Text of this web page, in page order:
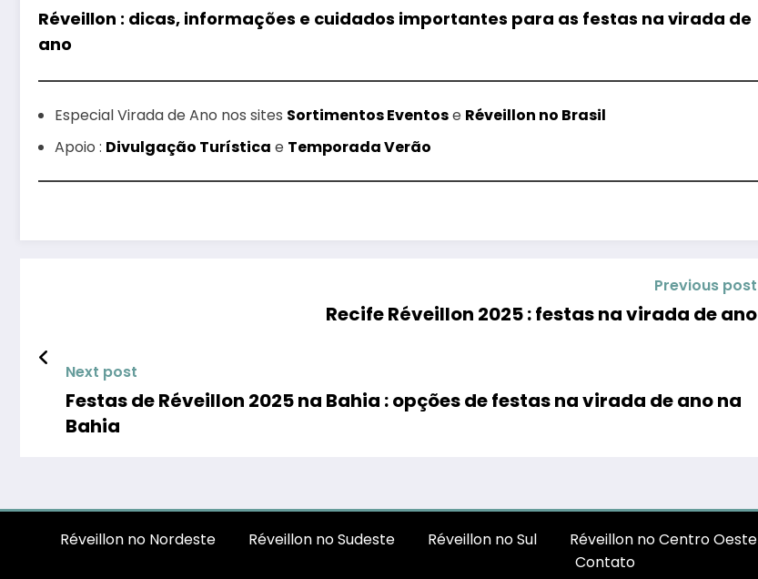
Réveillon : dicas, informações e cuidados importantes para as festas na virada de
ano
Especial Virada de Ano nos sites Sortimentos Eventose Réveillon no Brasil
Apoio : Divulgação Turística e Temporada Verão
Previous post
Recife Réveillon 2025 : festas na virada de ano
Next post
Festas de Réveillon 2025 na Bahia : opções de festas na virada de ano na
Bahia
Réveillon no Nordeste Réveillon no Sudeste Réveillon no Sul Réveillon no Centro Oeste
Contato